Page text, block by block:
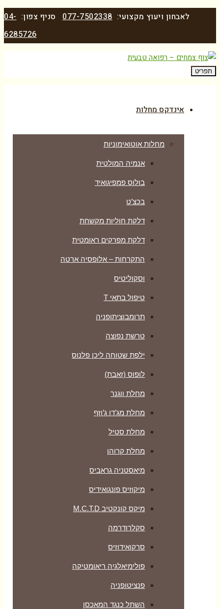
לאבחון ויעוץ מקצועי:077-7502338 סניף צפון:04-
6285726
תפריט
אינדקס מחלות
מחלות אוטואימוניות
אנמיה המולטית
בולוס פמפיגואיד
בכצ’ט
דלקת חוליות מקשחת
דלקת מפרקים ראומטית
התקרחות – אלופסיה ארטה
וסקוליטיס
טיפול בתאי T
תרומבוציתופניה
טרשת נפוצה
ילפת שטוחה ליכן פלנוס
לופוס (זאבת)
מחלת ווגנר
מחלת מג’דו ג’וזף
מחלת סטיל
מחלת קרוהן
מיאסטניה גראביס
מיקוזיס פונגואידיס
מיקס קונקטיב M.C.T.D
סקלרודרמה
סרקואידוזיס
פולימיאלגיה ריאומטיקה
‏פנציטופניה
השתל כנגד המאכסן